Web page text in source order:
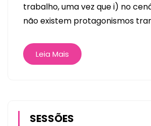
trabalho, uma vez que i) no
não existem protagonismos
Leia Mais
SESSÕES